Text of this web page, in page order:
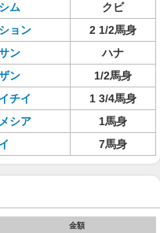
ム
クビ
ョン
2 1/2馬身
ン
ハナ
ン
1/2馬身
チイ
1 3/4馬身
シア
1馬身
7馬身
金額